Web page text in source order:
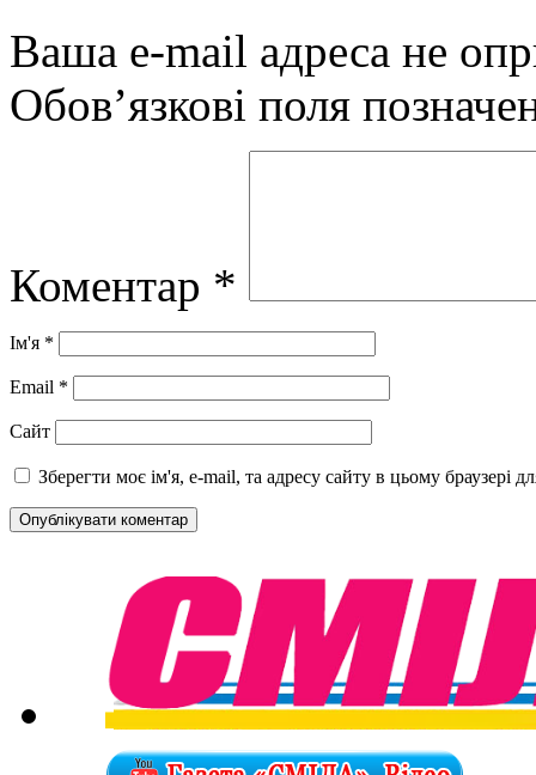
Ваша e-mail адреса не
Обов’язкові поля
Коментар *
Ім'я *
Email *
Сайт
Зберегти моє ім'я, e-mail, та адресу сайту в цьому браузері